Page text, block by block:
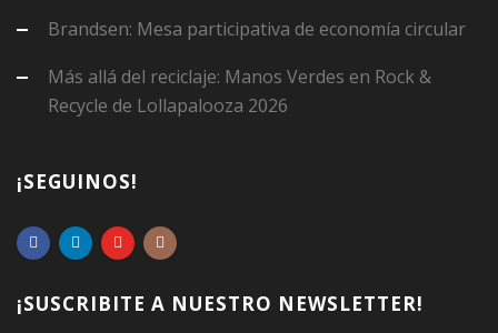
Brandsen: Mesa participativa de economía circular
Más allá del reciclaje: Manos Verdes en Rock &
Recycle de Lollapalooza 2026
¡SEGUINOS!
¡SUSCRIBITE A NUESTRO NEWSLETTER!